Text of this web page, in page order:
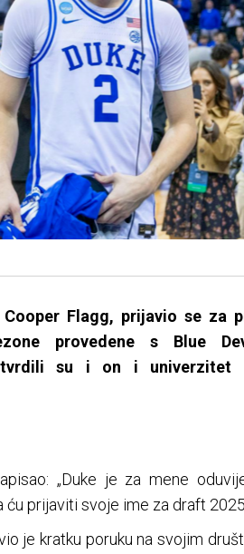
Flagg, prijavio se za
provedene s Blue
su i on i univerzitet
„Duke je za mene
prijaviti svoje ime za draft
je kratku poruku na svojim